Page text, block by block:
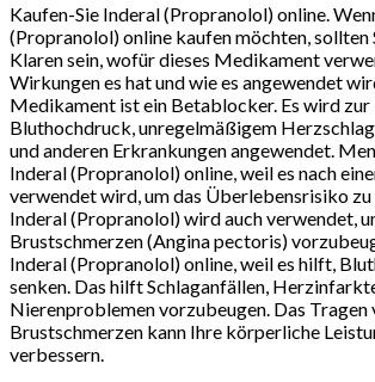
Kaufen-Sie Inderal (Propranolol) online.
(Propranolol) online kaufen möchten, sollten
Klaren sein, wofür dieses Medikament
Wirkungen es hat und wie es angewendet
Medikament ist ein Betablocker. Es wird zur
Bluthochdruck, unregelmäßigem
und anderen Erkrankungen angewendet.
Inderal (Propranolol) online, weil es nach
verwendet wird, um das Überlebensrisiko zu
Inderal (Propranolol) wird auch verwendet,
Brustschmerzen (Angina pectoris)
Inderal (Propranolol) online, weil es hilft,
senken. Das hilft Schlaganfällen,
Nierenproblemen vorzubeugen. Das Tragen
Brustschmerzen kann Ihre körperliche
verbessern.